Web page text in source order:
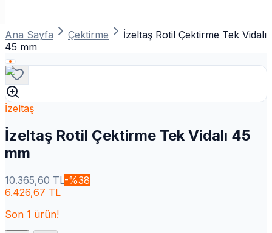
Ana Sayfa Çektirme
İzeltaş Rotil Çektirme Tek Vidalı
45 mm
İzeltaş
İzeltaş Rotil Çektirme Tek Vidalı 45
mm
10.365,60 TL-%38
6.426,67 TL
Son 1 ürün!